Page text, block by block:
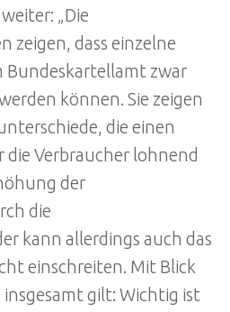
„Die
zeigen, dass einzelne
Bundeskartellamt zwar
können. Sie zeigen
die einen
die Verbraucher lohnend
der
die
kann allerdings auch das
einschreiten. Mit Blick
insgesamt gilt: Wichtig ist